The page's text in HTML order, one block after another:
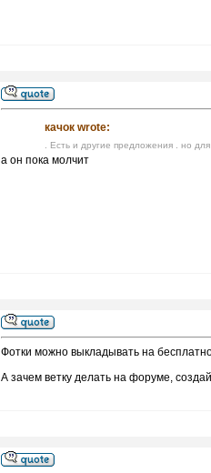
качок wrote:
. Есть и другие предложения . но
а он пока молчит
Фотки можно выкладывать на
А зачем ветку делать на форуме,